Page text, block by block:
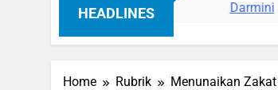
HEADLINES 5 Hari Ago
Home Rubrik Menunaikan